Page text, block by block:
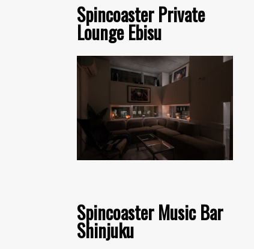
Spincoaster Private
Lounge Ebisu
Spincoaster Music Bar
Shinjuku